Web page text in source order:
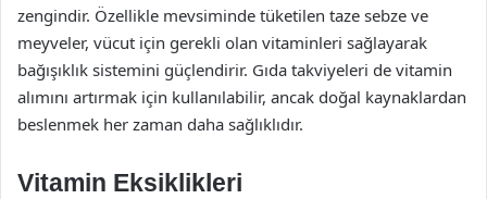
zengindir. Özellikle mevsiminde tüketilen taze sebze ve
meyveler, vücut için gerekli olan vitaminleri sağlayarak
bağışıklık sistemini güçlendirir. Gıda takviyeleri de vitamin
alımını artırmak için kullanılabilir, ancak doğal kaynaklardan
beslenmek her zaman daha sağlıklıdır.
Vitamin Eksiklikleri